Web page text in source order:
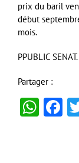
prix du baril
début
mois.
PPUBLIC
Partager :